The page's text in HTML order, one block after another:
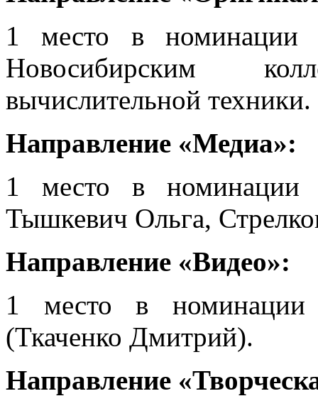
1 место в номинации
Новосибирским
вычислительной техники.
Направление «Медиа»:
1 место в номинации
Тышкевич Ольга,
Направление «Видео»:
1 место в номинации
(Ткаченко Дмитрий).
Направление